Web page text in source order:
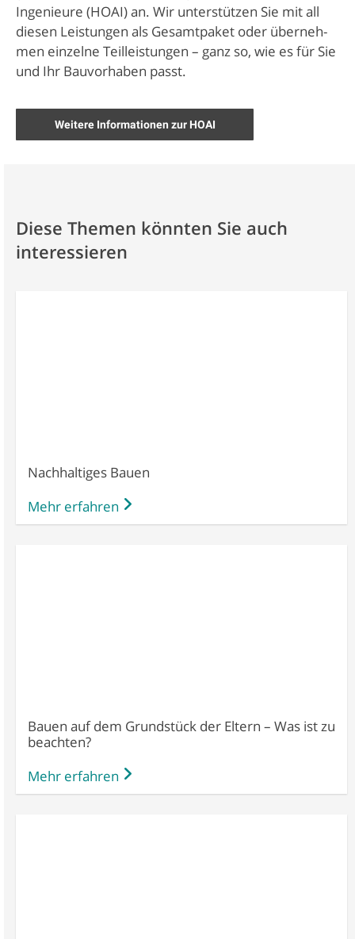
Ingenieure (HOAI) an. Wir unterstützen Sie mit all
diesen Leistungen als Gesamtpaket oder überneh­
men einzelne Teilleistungen – ganz so, wie es für Sie
und Ihr Bauvorhaben passt.
Weitere Informationen zur HOAI
Diese Themen könnten Sie auch
interessieren
Nachhaltiges Bauen
Mehr erfahren
Bauen auf dem Grundstück der Eltern – Was ist zu
beachten?
Mehr erfahren